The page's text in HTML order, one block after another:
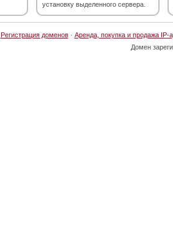
установку выделенного сервера.
Регистрация доменов· Аренда, покупка и продажа IP-
Домен